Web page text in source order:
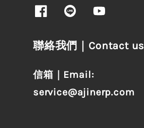
聯絡我們｜Contact us
信箱｜Email:
service@ajinerp.com